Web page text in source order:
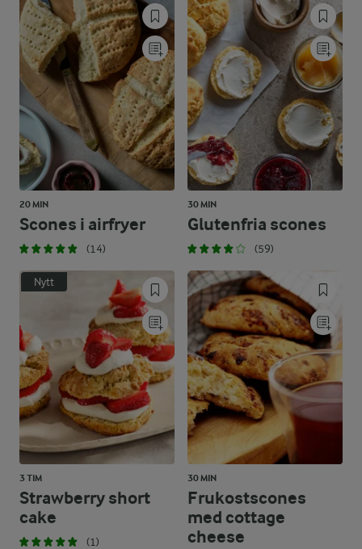
20 MIN
Scones i airfryer
(14)
30 MIN
Glutenfria scones
(59)
Nytt
3 TIM
Strawberry short
cake
(1)
30 MIN
Frukostscones
med cottage
cheese